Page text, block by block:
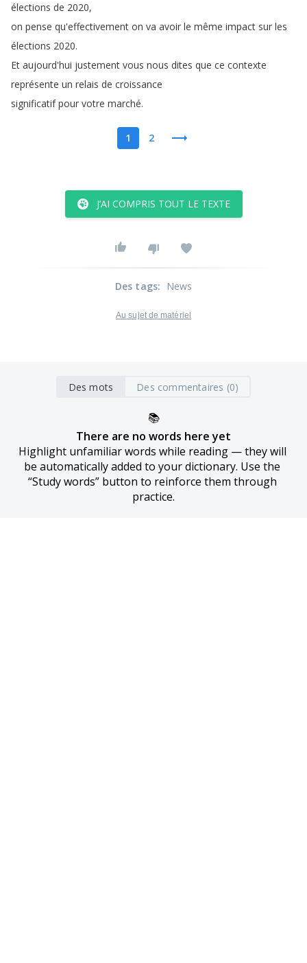
élections de 2020,
on pense qu'effectivement on va avoir le même impact sur les
élections 2020.
Et aujourd'hui justement vous nous dites que ce contexte
représente un relais de croissance
significatif pour votre marché.
1 2
J’AI COMPRIS TOUT LE TEXTE
Des tags: News
Au sujet de matériel
Des mots Des commentaires (0)
📚
There are no words here yet
Highlight unfamiliar words while reading — they will
be automatically added to your dictionary. Use the
“Study words” button to reinforce them through
practice.